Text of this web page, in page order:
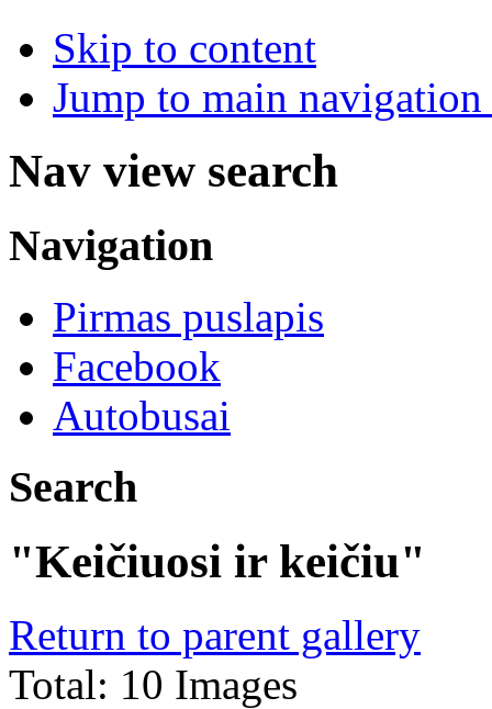
Skip to content
Jump to main
Nav view search
Navigation
Pirmas puslapis
Facebook
Autobusai
Search
"Keičiuosi ir keičiu"
Return to parent gallery
Total: 10 Images